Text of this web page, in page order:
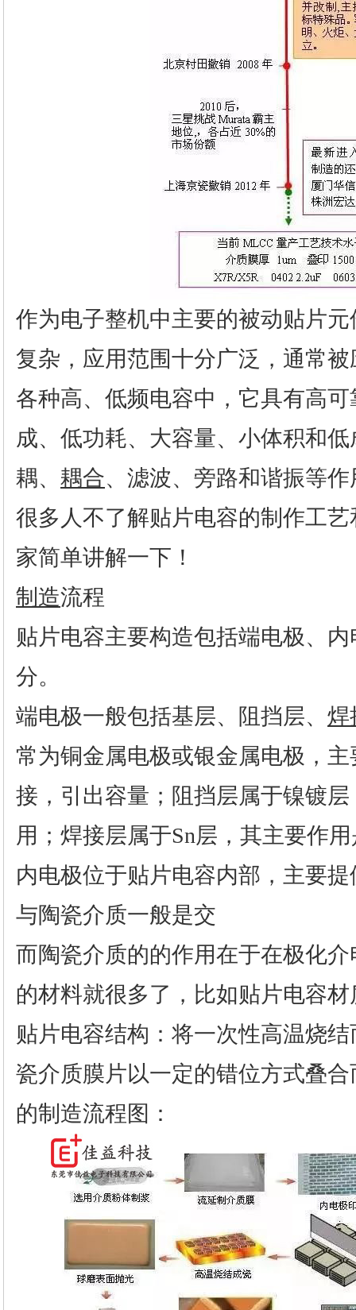
作为电子整机中主要的被动贴片
复杂，应用范围十分广泛，通常
各种高、低频电容中，它具有高
成、低功耗、大容量、小体积和
耦、 耦合、滤波、旁路和谐振等作
很多人不了解贴片电容的制作工
家简单讲解一下！
制造流程
贴片电容主要构造包括端电极、
分。
端电极一般包括基层、阻挡层、 焊
常为铜金属电极或银金属电极，
接，引出容量；阻挡层属于镍镀
用；焊接层属于Sn层，其主要作
内电极位于贴片电容内部，主要
与陶瓷介质一般是交
而陶瓷介质的的作用在于在极化
的材料就很多了，比如贴片电容材
贴片电容结构：将一次性高温烧
瓷介质膜片以一定的错位方式叠
的制造流程图：